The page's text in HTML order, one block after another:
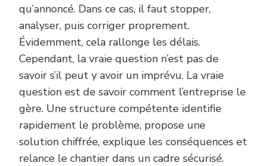
qu’annoncé. Dans ce cas, il faut stopper,
analyser, puis corriger proprement.
Évidemment, cela rallonge les délais.
Cependant, la vraie question n’est pas de
savoir s’il peut y avoir un imprévu. La vraie
question est de savoir comment l’entreprise le
gère. Une structure compétente identifie
rapidement le problème, propose une
solution chiffrée, explique les conséquences et
relance le chantier dans un cadre sécurisé.